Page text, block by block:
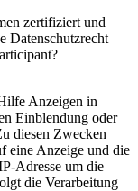
zertifiziert und
Datenschutzrecht
Anzeigen in
Einblendung oder
diesen Zwecken
eine Anzeige und die
Adresse um die
die Verarbeitung